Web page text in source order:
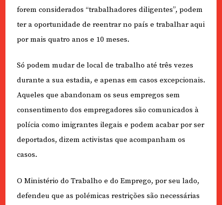
forem considerados “trabalhadores diligentes”, podem
ter a oportunidade de reentrar no país e trabalhar aqui
por mais quatro anos e 10 meses.
Só podem mudar de local de trabalho até três vezes
durante a sua estadia, e apenas em casos excepcionais.
Aqueles que abandonam os seus empregos sem
consentimento dos empregadores são comunicados à
polícia como imigrantes ilegais e podem acabar por ser
deportados, dizem activistas que acompanham os
casos.
O Ministério do Trabalho e do Emprego, por seu lado,
defendeu que as polémicas restrições são necessárias